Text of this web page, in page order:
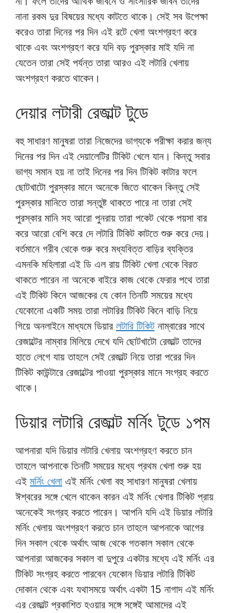
নানা রকম দুর বিষয়ের মধ্যে কাটতে থাকে। সেই সব উপেক্ষা
করেও তারা দিনের পর দিন এই রটে খেলা অংশগ্রহণ করে
থাকে এবং অংশগ্রহণ করে যদি বড় পুরস্কার মাই যদি না
যেতেন তারা সেই পর্যন্ত তারা আরও এই লটারি খেলায়
অংশগ্রহণ করতে থাকেন।
দেয়ার লটারী রেজাল্ট টুডে
বহু সাধারণ মানুষরা তারা নিজেদের ভাগ্যকে পরীক্ষা করার জন্য
দিনের পর দিন এই দেয়ালেটির টিকিট খেলে যান। কিন্তু সবার
ভাগ্য সমান হয় না তাই দিনের পর দিন টিকিট কাটার ফলে
ছোটখাটো পুরস্কার মানে অনেকে জিতে থাকেন কিন্তু সেই
পুরস্কার মানিতে তারা সন্তুষ্ট থাকতে পারে না তারা সেই
পুরস্কার মানি সহ আরো পুনরায় তারা পকেট থেকে পয়সা বার
করে আরো বেশি করে দে লটারি টিকিট কাটতে শুরু করে দেয়।
বর্তমানে গরীব থেকে শুরু করে মধ্যবিত্ত বাড়ির ব্যক্তির
এমনকি মহিলারা এই ডি এল রায় টিকিট খেলা থেকে বিরত
থাকতে পারেন না অনেকে বাইরে কাজ থেকে ফেরার পথে তারা
এই টিকিট কিনে আজকের যে কোন তিনটি সময়ের মধ্যে
যেকোনো একটি সময় তারা লটারির টিকিট কিনে বাড়ি নিয়ে
গিয়ে অনলাইনে মাধ্যমে ডিয়ার লটারি টিকিট নাম্বারের সাথে
রেজাল্টের নাম্বার মিলিয়ে দেখে যদি ছোটখাটো রেজাল্ট তাদের
হাতে লেগে যায় তাহলে সেই রেজাল্ট নিয়ে তারা পরের দিন
টিকিট কাউন্টারে রেজাল্টের পাওয়া পুরস্কার মানে সংগ্রহ করতে
থাকে।
ডিয়ার লটারি রেজাল্ট মর্নিং টুডে ১পম
আপনারা যদি ডিয়ার লটারি খেলায় অংশগ্রহণ করতে চান
তাহলে আপনাকে তিনটি সময়ের মধ্যে প্রথম খেলা শুরু হয়
এই মর্নিং খেলা এই মর্নিং খেলা বহু সাধারণ মানুষরা খেলায়
ঈশ্বরের সঙ্গে খেলে থাকেন কারন এই মর্নিং খেলার টিকিট প্রায়
অনেকেই সংগ্রহ করতে পারেন। আপনি যদি এই ডিয়ার লটারি
মর্নিং খেলায় অংশগ্রহণ করতে চান তাহলে আপনাকে আগের
দিন সকাল থেকে অর্থাৎ আজ থেকে গতকাল সকাল থেকে
আপনারা আজকের সকাল বা দুপুরে একটার মধ্যে এই মর্নিং এর
টিকিট সংগ্রহ করতে পারবেন যেকোন ডিয়ার লটারি টিকিট
দোকান থেকে এবং যথাসময়ে অর্থাৎ একটা 15 নাগাদ এই মর্নিং
এর রেজাল্ট প্রকাশিত হওয়ার সঙ্গে সঙ্গেই আমাদের এই